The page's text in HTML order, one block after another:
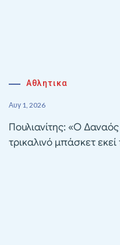
Αθλητικα
Αυγ 1, 2026
Πουλιανίτης: «Ο
τρικαλινό μπάσκετ εκεί